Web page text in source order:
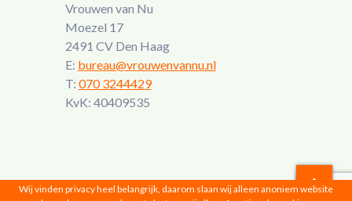
Vrouwen van Nu
Moezel 17
2491 CV Den Haag
E: bureau@vrouwenvannu.nl
T: 070 3244429
KvK: 40409535
Wij vinden privacy heel belangrijk, daarom slaan wij alleen anoniem website